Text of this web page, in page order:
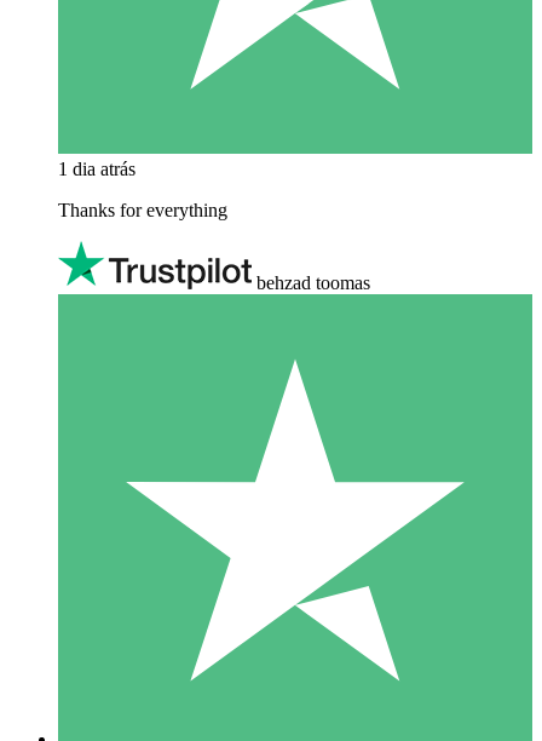
1 dia atrás
Thanks for everything
behzad toomas